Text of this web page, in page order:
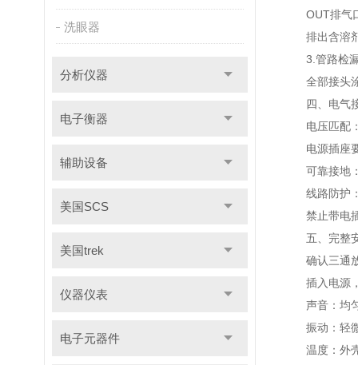
洗眼器
分析仪器
电子衡器
辅助设备
美国SCS
美国trek
仪器仪表
电子元器件
OUT排气口
排出含溶剂
3.管路检漏
全部接头涂
四、电气接
电压匹配：
电源插座要
可靠接地：
线路防护：
禁止带电插
五、完整安
确认三通放
插入电源，
声音：均匀
振动：轻微
温度：外壳